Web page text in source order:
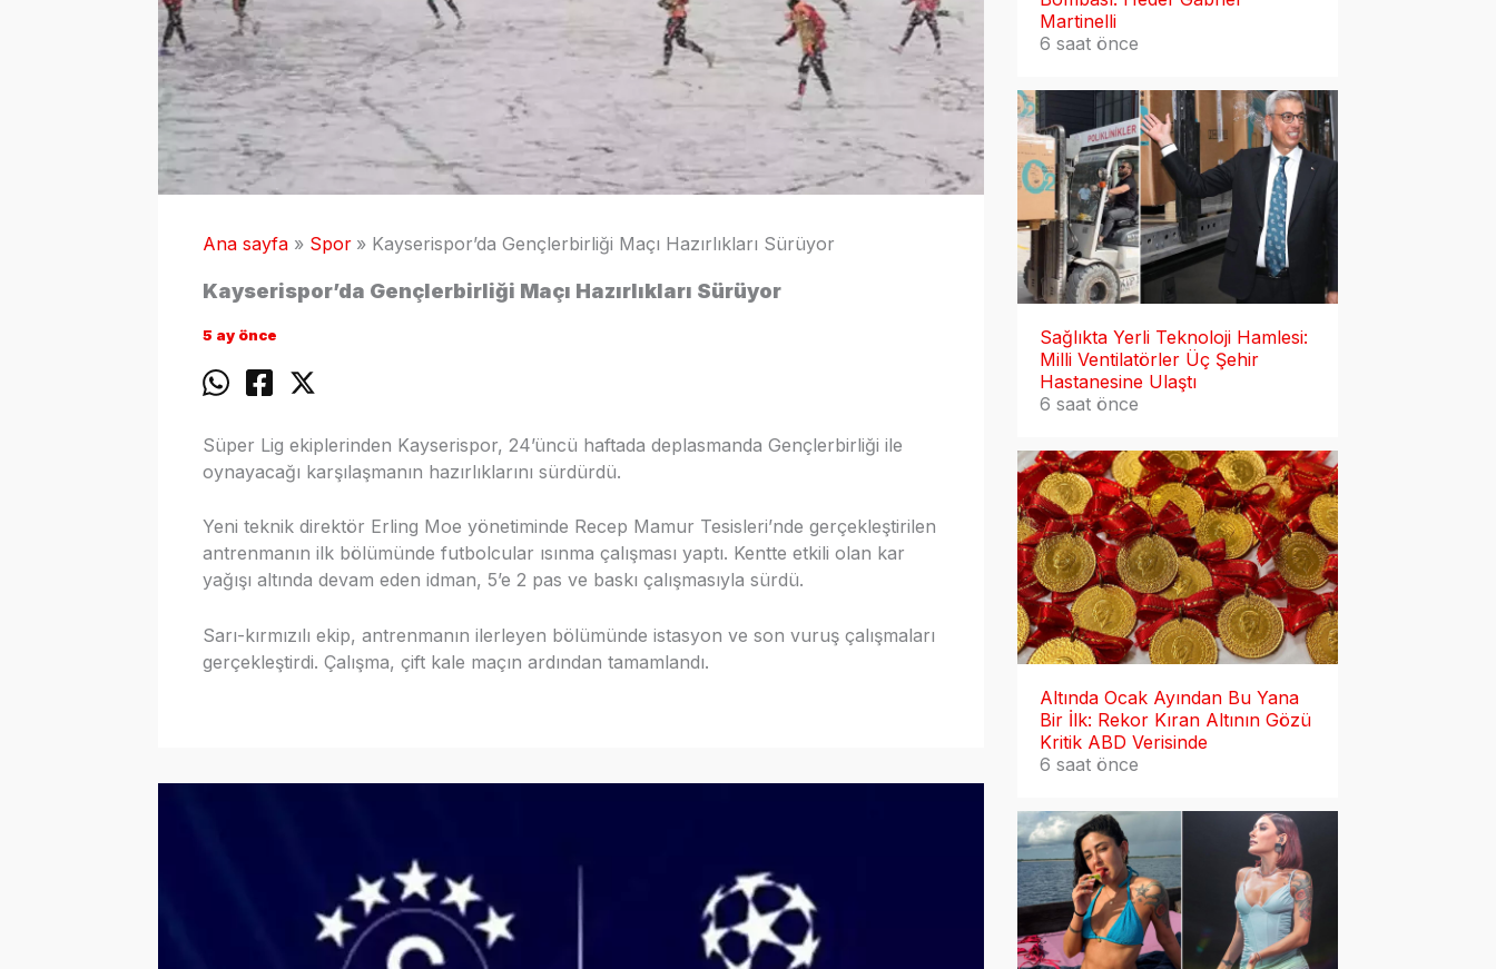
Ana sayfa Spor Kayserispor’da Gençlerbirliği Maçı Hazırlıkları Sürüyor
Kayserispor’da Gençlerbirliği Maçı Hazırlıkları Sürüyor
5 ay önce
Süper Lig ekiplerinden Kayserispor, 24’üncü haftada deplasmanda Gençlerbirliği ile
oynayacağı karşılaşmanın hazırlıklarını sürdürdü.
Yeni teknik direktör Erling Moe yönetiminde Recep Mamur Tesisleri’nde gerçekleştirilen
antrenmanın ilk bölümünde futbolcular ısınma çalışması yaptı. Kentte etkili olan kar
yağışı altında devam eden idman, 5’e 2 pas ve baskı çalışmasıyla sürdü.
Sarı-kırmızılı ekip, antrenmanın ilerleyen bölümünde istasyon ve son vuruş çalışmaları
gerçekleştirdi. Çalışma, çift kale maçın ardından tamamlandı.
Martinelli
6 saat önce
Sağlıkta Yerli Teknoloji Hamlesi:
Milli Ventilatörler Üç Şehir
Hastanesine Ulaştı
6 saat önce
Altında Ocak Ayından Bu Yana
Bir İlk: Rekor Kıran Altının Gözü
Kritik ABD Verisinde
6 saat önce